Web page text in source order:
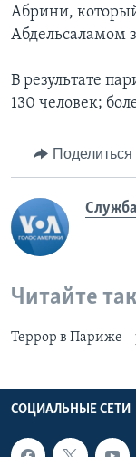
Абрини,
Абдельсаламом
В результате
130 человек;
Поделиться
Читайте
Террор в Париже –
СОЦИАЛЬНЫЕ СЕТИ